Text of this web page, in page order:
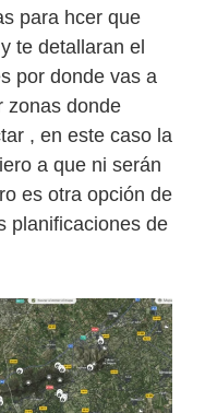
para hcer que
te detallaran el
por donde vas a
zonas donde
, en este caso la
a que ni serán
es otra opción de
planificaciones de